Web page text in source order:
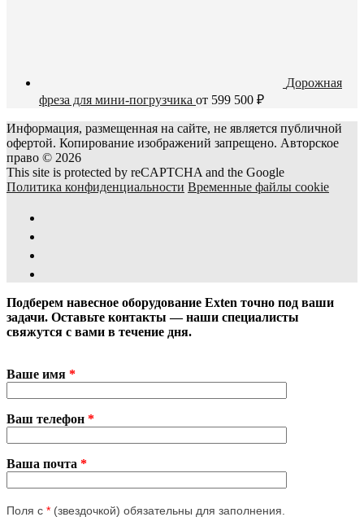
Дорожная
фреза для мини-погрузчика от 599 500 ₽
Информация, размещенная на сайте, не является публичной
офертой. Копирование изображений запрещено. Авторское
право © 2026
This site is protected by reCAPTCHA and the Google
Политика конфиденциальности Временные файлы cookie
Подберем навесное оборудование Exten точно под ваши
задачи. Оставьте контакты — наши специалисты
свяжутся с вами в течение дня.
Ваше имя *
Ваш телефон *
Ваша почта *
Поля с * (звездочкой) обязательны для заполнения.